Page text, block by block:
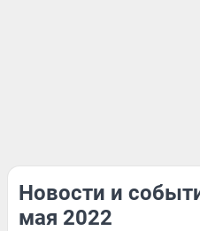
Новости и
мая 2022